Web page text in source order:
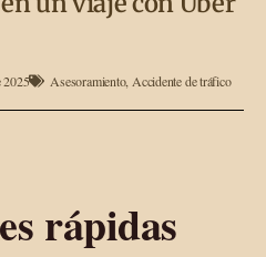
2025 Asesoramiento, Accidente de tráfico
rápidas